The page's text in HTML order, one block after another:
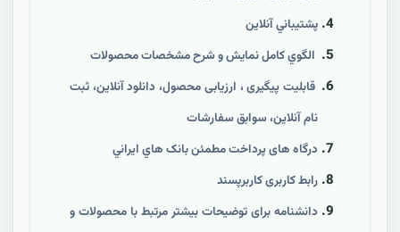
پشتيباني آنلاين
الگوي کامل نمايش و شرح مشخصات محصولات
قابليت پیگیری ، ارزیابی محصول، دانلود آنلاين، ثبت
نام آنلاين، سوابق سفارشات
درگاه های پرداخت مطمئن بانک هاي ايراني
رابط کاربری کاربرپسند
دانشنامه برای توضیحات بیشتر مرتبط با محصولات و